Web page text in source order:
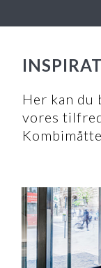
Her kan du
vores